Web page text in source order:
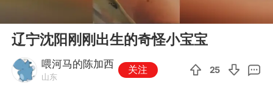
辽宁沈阳刚刚出生的奇怪小宝宝
喂河马的陈加西
山东
关注 25